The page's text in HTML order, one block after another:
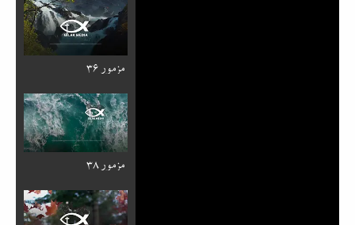
مزمور ۳۶
مزمور ۳۸